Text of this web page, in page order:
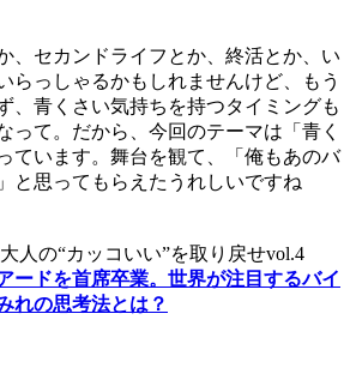
、セカンドライフとか、終活とか、い
らっしゃるかもしれませんけど、もう
、青くさい気持ちを持つタイミングも
って。だから、今回のテーマは「青く
ています。舞台を観て、「俺もあのバ
と思ってもらえたうれしいですね
人の“カッコいい”を取り戻せvol.4
ードを首席卒業。世界が注目するバイ
れの思考法とは？